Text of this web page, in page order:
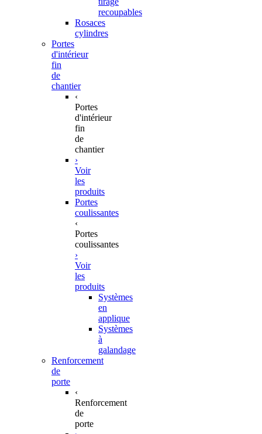
recoupables
Rosaces
cylindres
Portes
d'intérieur
fin
de
chantier
‹
Portes
d'intérieur
fin
de
chantier
›
Voir
les
produits
Portes
coulissantes
‹
Portes
coulissantes
›
Voir
les
produits
Systèmes
en
applique
Systèmes
à
galandage
Renforcement
de
porte
‹
Renforcement
de
porte